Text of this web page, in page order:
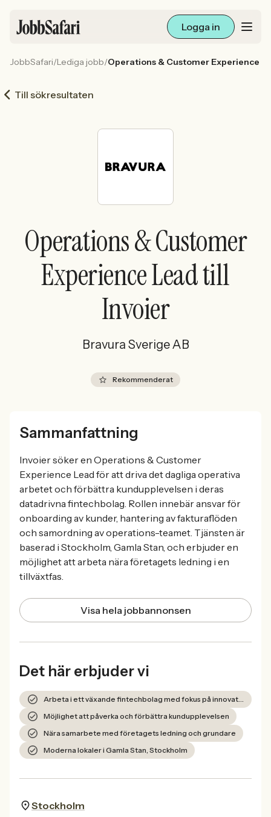
Logga in
Arbetsliv och karriär
För arbetsgivare
Sök med AI
Ny här? Skapa konto
JobbSafari/Lediga jobb/Operations & Customer Experience
Till sökresultaten
Operations & Customer
Experience Lead till
Invoier
Bravura Sverige AB
Rekommenderat
Sammanfattning
Invoier söker en Operations & Customer
Experience Lead för att driva det dagliga operativa
arbetet och förbättra kundupplevelsen i deras
datadrivna fintechbolag. Rollen innebär ansvar för
onboarding av kunder, hantering av fakturaflöden
och samordning av operations-teamet. Tjänsten är
baserad i Stockholm, Gamla Stan, och erbjuder en
möjlighet att arbeta nära företagets ledning i en
tillväxtfas.
Visa hela jobbannonsen
Det här erbjuder vi
Arbeta i ett växande fintechbolag med fokus på innovation och teknik
Möjlighet att påverka och förbättra kundupplevelsen
Nära samarbete med företagets ledning och grundare
Moderna lokaler i Gamla Stan, Stockholm
Stockholm